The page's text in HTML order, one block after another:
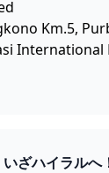
Km.5,
International
いざハイラル